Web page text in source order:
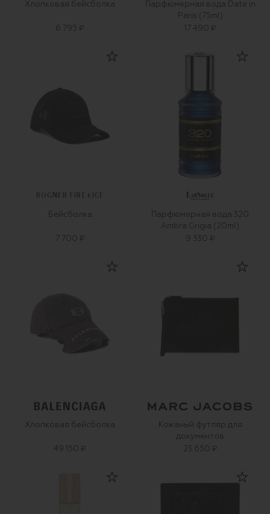
Хлопковая бейсболка
6 795 ₽
Парфюмерная вода Date in
Paris (75ml)
17 490 ₽
BOGNER FIRE+ICE
Бейсболка
7 700 ₽
Парфюмерная вода 320
Ambra Grigia (20ml)
9 530 ₽
Хлопковая бейсболка
49 150 ₽
Кожаный футляр для
документов
23 650 ₽